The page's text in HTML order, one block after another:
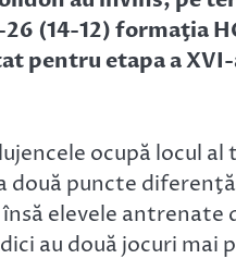
(14-12) formaţia
pentru etapa a XVI-
ocupă locul al
două puncte
elevele antrenate
au două jocuri mai